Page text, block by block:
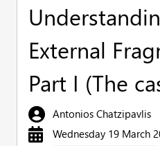
External
Part I (The
Antonios Chatzipavlis
Wednesday 19 March